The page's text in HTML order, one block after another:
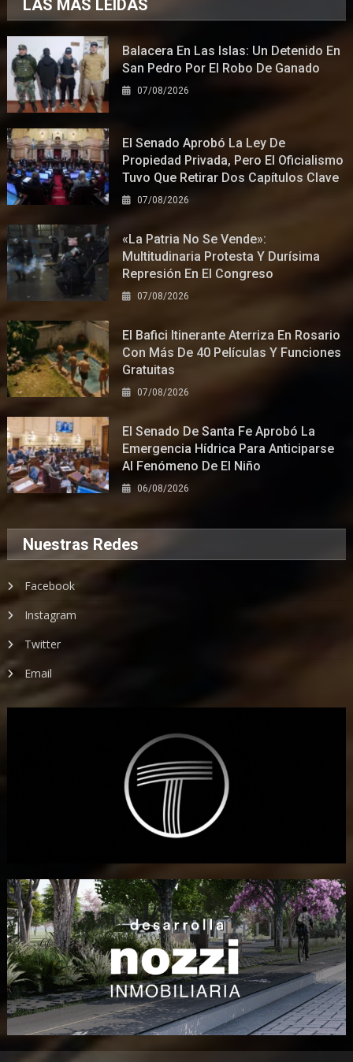
LAS MÁS LEÍDAS
Balacera En Las Islas: Un Detenido En
San Pedro Por El Robo De Ganado
07/08/2026
El Senado Aprobó La Ley De
Propiedad Privada, Pero El Oficialismo
Tuvo Que Retirar Dos Capítulos Clave
07/08/2026
«La Patria No Se Vende»:
Multitudinaria Protesta Y Durísima
Represión En El Congreso
07/08/2026
El Bafici Itinerante Aterriza En Rosario
Con Más De 40 Películas Y Funciones
Gratuitas
07/08/2026
El Senado De Santa Fe Aprobó La
Emergencia Hídrica Para Anticiparse
Al Fenómeno De El Niño
06/08/2026
Nuestras Redes
Facebook
Instagram
Twitter
Email